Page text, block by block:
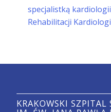
specjalistką
Rehabilitacji
KRAKOWSKI SZPITAL